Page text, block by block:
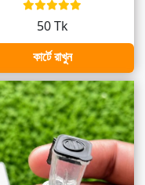
50 Tk
কার্টে রাখুন